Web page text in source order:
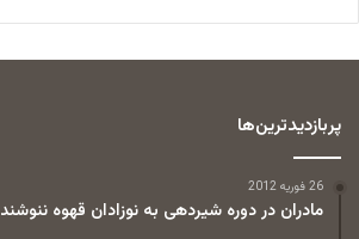
پربازدیدترین‌ها
26 فوریه 2012
مادران در دوره شیردهی به نوزادان قهوه ننوشند